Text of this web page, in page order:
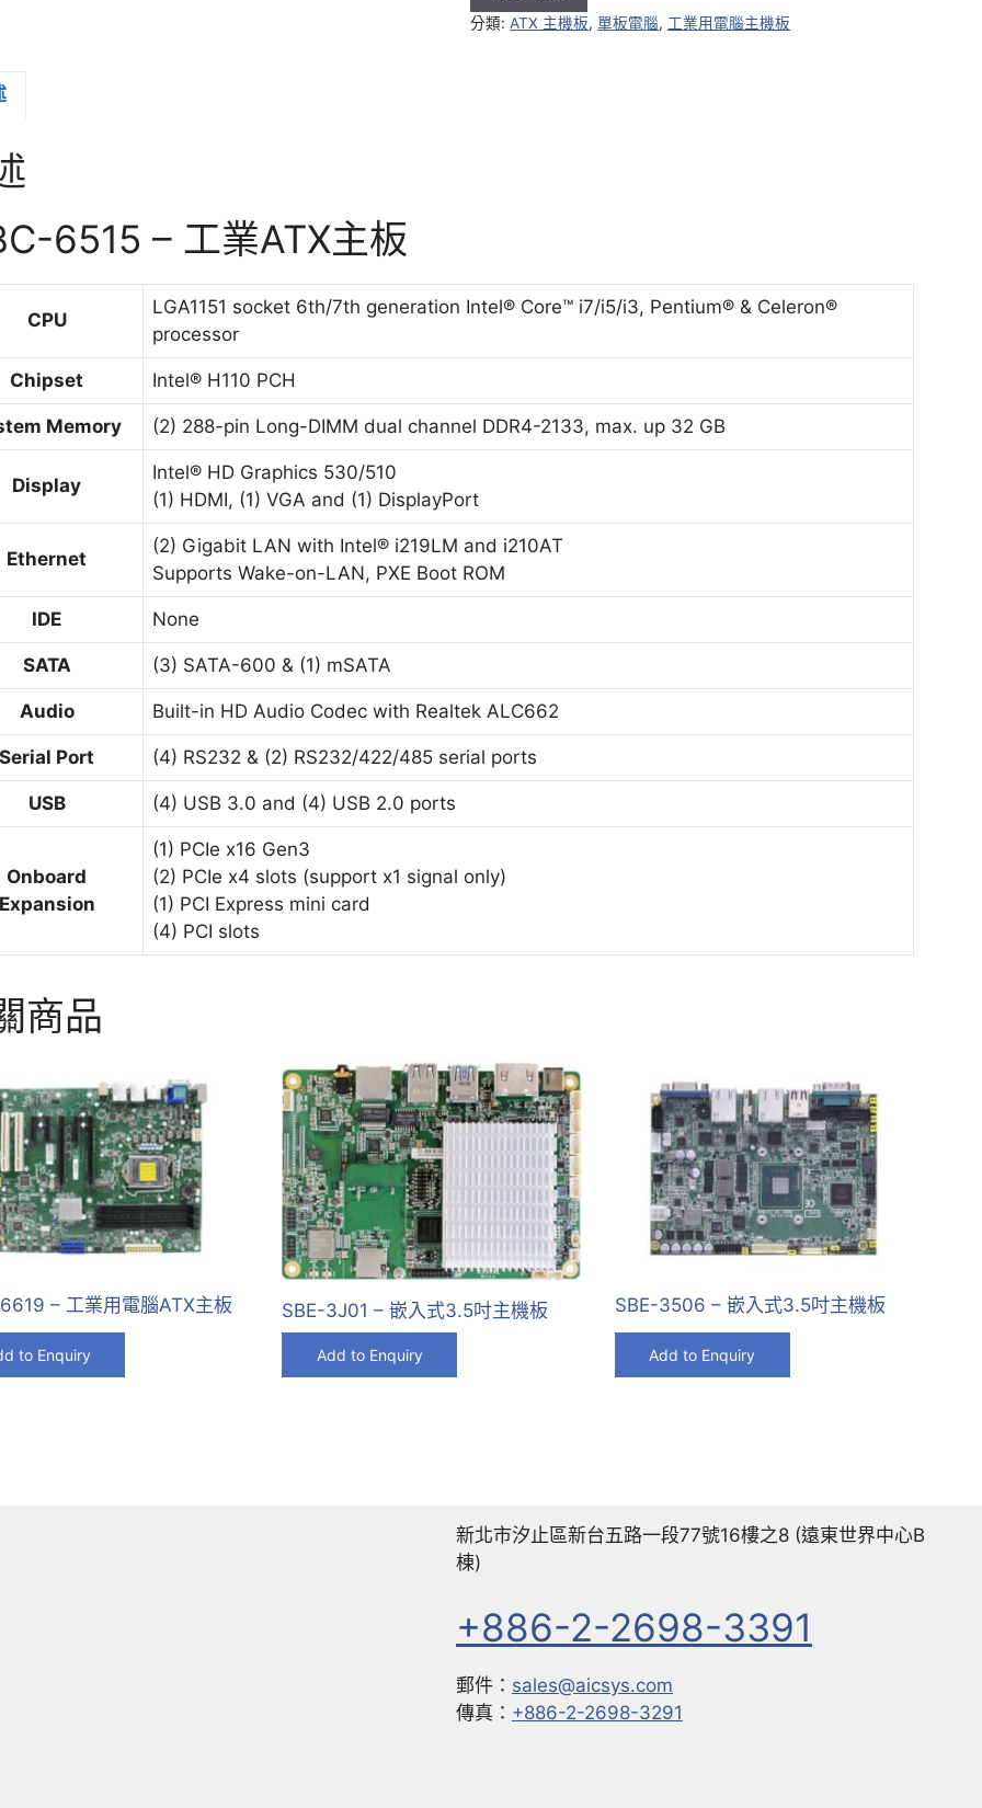
分類:ATX 主機板, 單板電腦, 工業用電腦主機板
6515 – 工業ATX主板
CPU
LGA1151 socket 6th/7th generation Intel® Core™ i7/i5/i3, Pentium® & Celeron®
processor
Chipset Intel® H110 PCH
Memory (2) 288-pin Long-DIMM dual channel DDR4-2133, max. up 32 GB
Display
Intel® HD Graphics 530/510
(1) HDMI, (1) VGA and (1) DisplayPort
Ethernet
(2) Gigabit LAN with Intel® i219LM and i210AT
Supports Wake-on-LAN, PXE Boot ROM
IDE None
SATA (3) SATA-600 & (1) mSATA
Audio Built-in HD Audio Codec with Realtek ALC662
Serial Port (4) RS232 & (2) RS232/422/485 serial ports
USB (4) USB 3.0 and (4) USB 2.0 ports
Onboard
(1) PCIe x16 Gen3
(2) PCIe x4 slots (support x1 signal only)
(1) PCI Express mini card
(4) PCI slots
商品
– 工業用電腦ATX主板
to Enquiry
SBE-3J01 – 嵌入式3.5吋主機板
Add to Enquiry
SBE-3506 – 嵌入式3.5吋主機板
Add to Enquiry
新北市汐止區新台五路一段77號16樓之8 (遠東世界中心B
棟)
+886-2-2698-3391
郵件： sales@aicsys.com
傳真： +886-2-2698-3291